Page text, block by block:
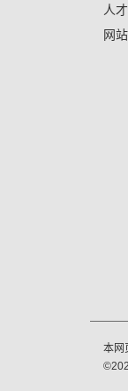
人
网
本网
©